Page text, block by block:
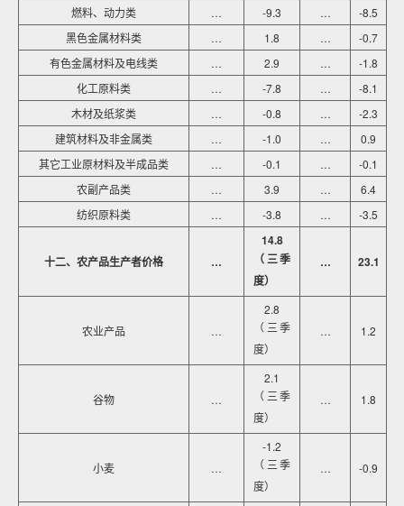
燃料、动力类 … -9.3 …
-8.5
黑色金属材料类
… 1.8 …
-0.7
有色金属材料及电线类
… 2.9 …
-1.8
化工原料类
… -7.8 …
-8.1
木材及纸浆类
… -0.8 …
-2.3
建筑材料及非金属类
… -1.0 …
0.9
其它工业原材料及半成品类
… -0.1 …
-0.1
农副产品类
… 3.9 …
6.4
纺织原料类
… -3.8 … -3.5
十二、农产品生产者价格 …
14.8
（三季
度）
… 23.1
农业产品 …
2.8
（三季
度）
… 1.2
谷物 …
2.1
（三季
度）
… 1.8
小麦 …
-1.2
（三季
度）
… -0.9